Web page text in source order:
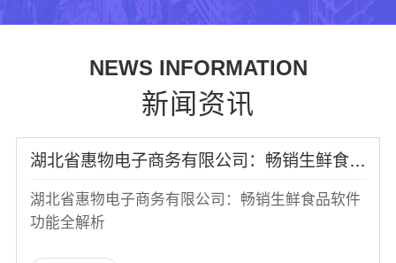
NEWS INFORMATION
新闻资讯
湖北省惠物电子商务有限公司：畅销生鲜食品软件功能全解析
湖北省惠物电子商务有限公司：畅销生鲜食品软件
功能全解析